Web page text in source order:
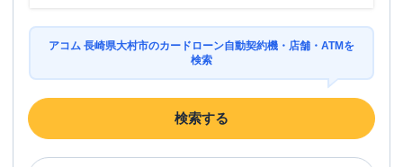
アコム 長崎県大村市のカードローン自動契約機・店舗・ATMを
検索
検索する